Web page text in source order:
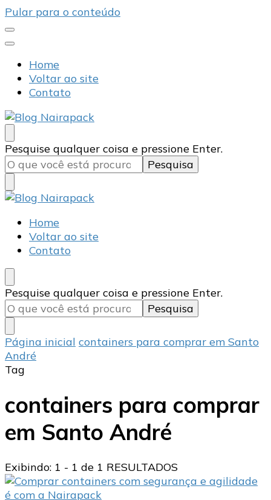
Pular para o conteúdo
Home
Voltar ao site
Contato
Blog Nairapack
Líder no Mercado de Embalagens
Procurando
algo?
Pesquise qualquer coisa e pressione Enter.
Blog Nairapack
Líder no Mercado de Embalagens
Home
Voltar ao site
Contato
Procurando
algo?
Pesquise qualquer coisa e pressione Enter.
Página inicial containers para comprar em Santo
André
Tag
containers para comprar
em Santo André
Exibindo: 1 - 1 de 1 RESULTADOS